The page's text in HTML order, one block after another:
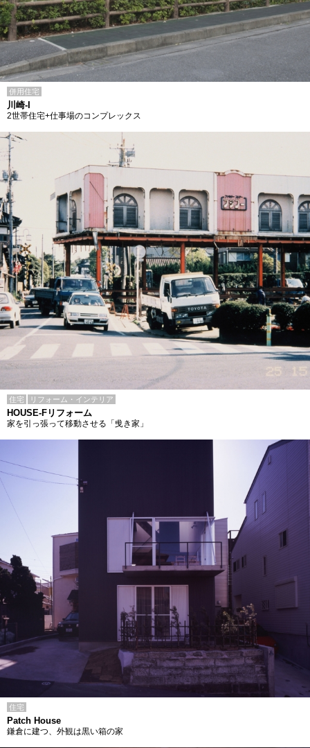
併用住宅
川崎-I
2世帯住宅+仕事場のコンプレックス
住宅 リフォーム・インテリア
HOUSE-Fリフォーム
家を引っ張って移動させる「曵き家」
住宅
Patch House
鎌倉に建つ、外観は黒い箱の家